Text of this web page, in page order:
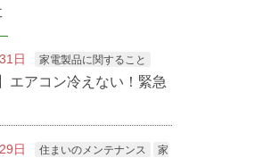
日 家電製品に関すること
エアコン冷えない！緊急
日 住まいのメンテナンス
家